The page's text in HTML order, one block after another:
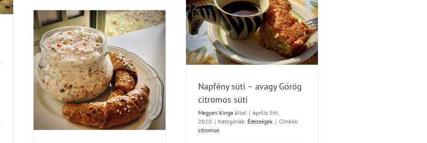
Napfény süti – avagy Görög citromos süti
Édességek
Napfény süti – avagy Görög
citromos süti
Megyeri Kinga által | április 5th,
2020 | Kategóriák: Édességek | Címkék:
citromos